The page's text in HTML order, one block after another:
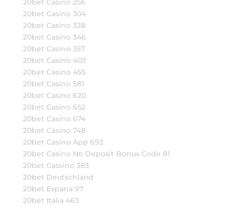
20bet Casino 256
20bet Casino 304
20bet Casino 328
20bet Casino 346
20bet Casino 357
20bet Casino 403
20bet Casino 455
20bet Casino 581
20bet Casino 620
20bet Casino 652
20bet Casino 674
20bet Casino 748
20bet Casino App 692
20bet Casino No Deposit Bonus Code 81
20bet Cassino 383
20bet Deutschland
20bet Espana 97
20bet Italia 463